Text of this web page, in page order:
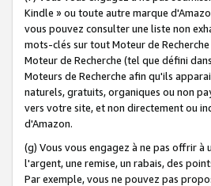
Kindle » ou toute autre marque
vous pouvez consulter une liste non
mots-clés sur tout Moteur de
Moteur de Recherche (tel que défini
Moteurs de Recherche afin qu'ils
naturels, gratuits, organiques ou non
vers votre site, et non directement ou
d'Amazon.
(g) Vous vous engagez à ne pas offrir
l'argent, une remise, un rabais, des
Par exemple, vous ne pouvez pas